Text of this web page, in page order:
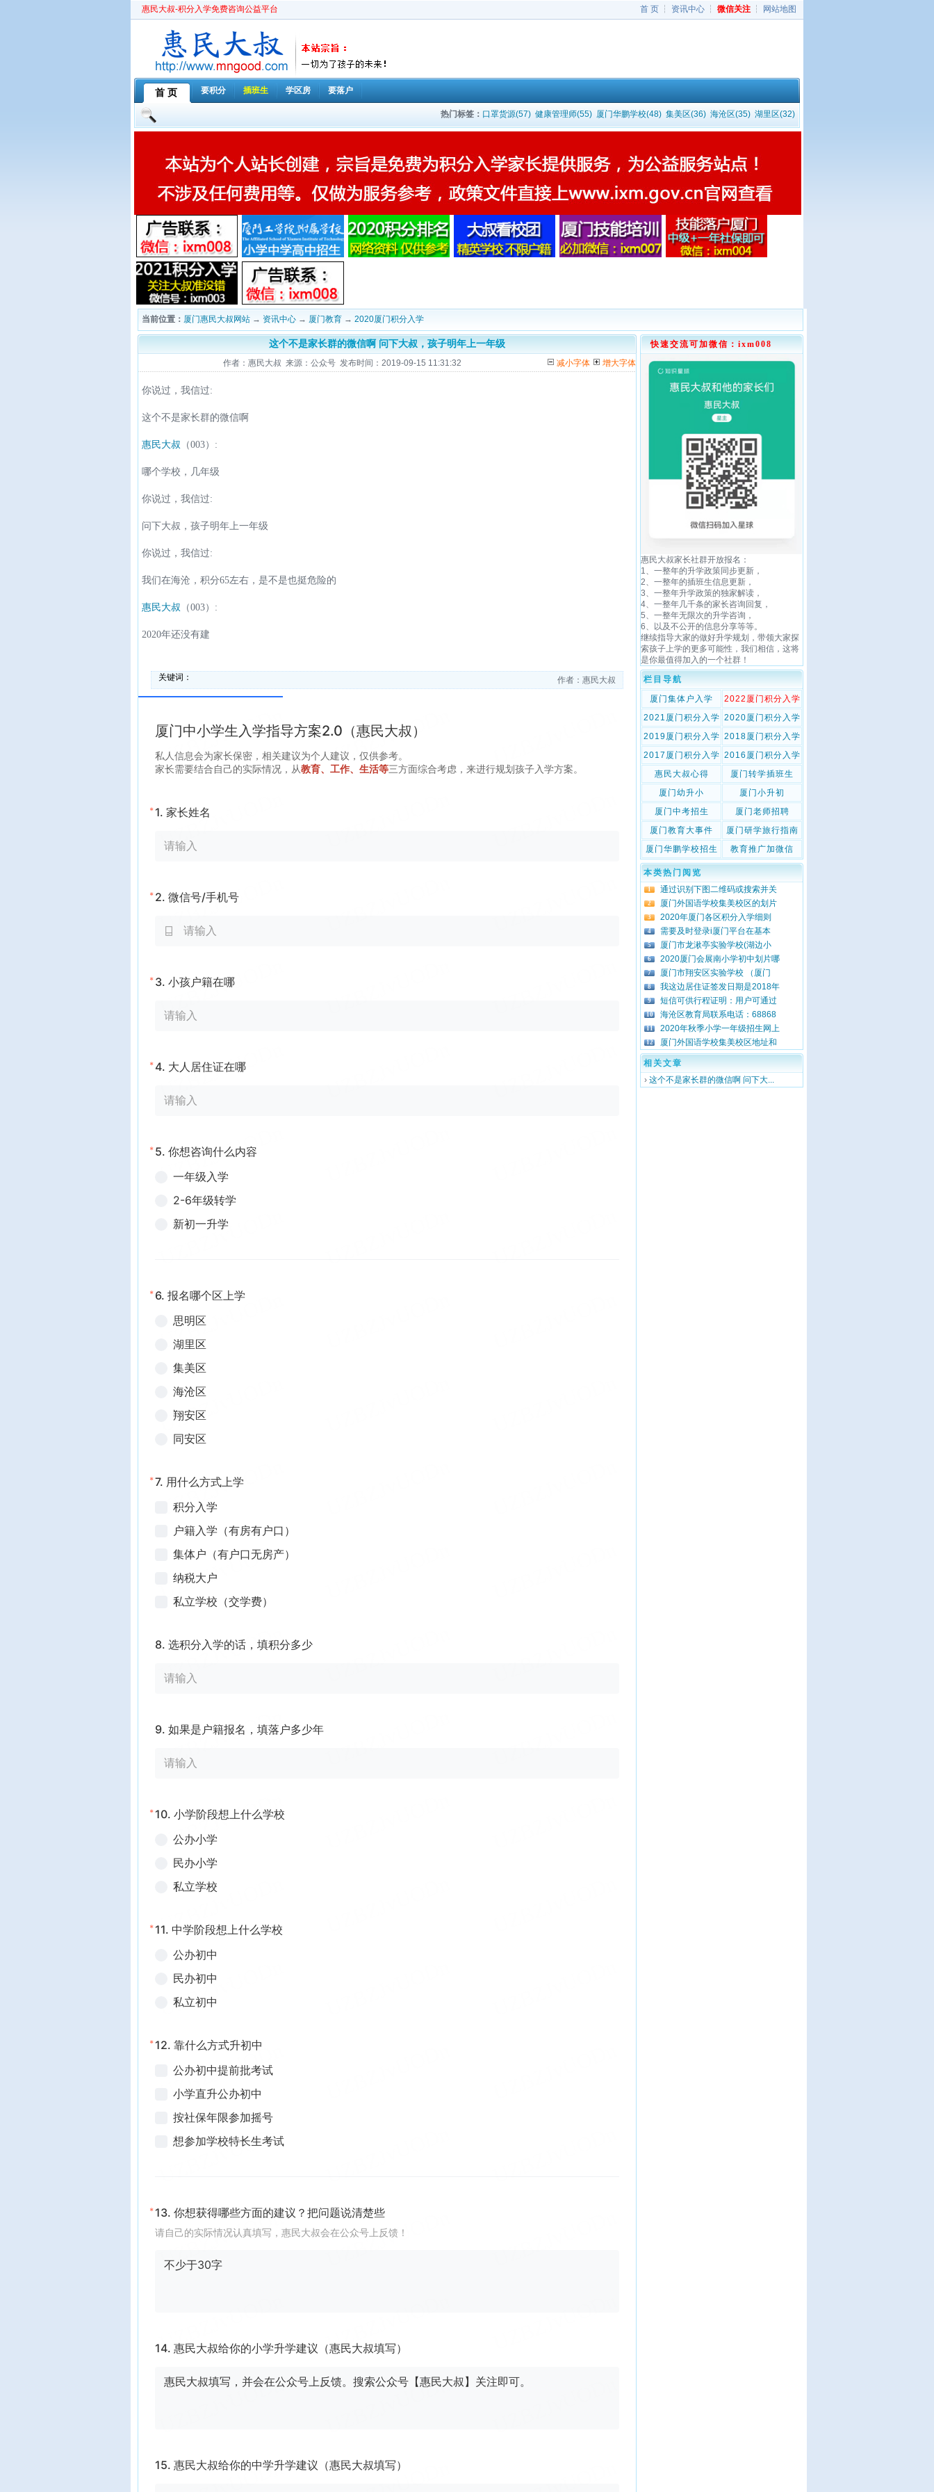
惠民大叔-积分入学免费咨询公益平台 首 页 ┆ 资讯中心 ┆ 微信关注 ┆ 网站地图
首 页 要积分 插班生 学区房 要落户
热门标签： 口罩货源(57) 健康管理师(55) 厦门华鹏学校(48) 集美区(36) 海沧区(35) 湖里区(32)
当前位置： 厦门惠民大叔网站 → 资讯中心 → 厦门教育 → 2020厦门积分入学
这个不是家长群的微信啊 问下大叔，孩子明年上一年级
减小字体 增大字体
作者：惠民大叔 来源：公众号 发布时间：2019-09-15 11:31:32
你说过，我信过:
这个不是家长群的微信啊
惠民大叔 （003）:
哪个学校，几年级
你说过，我信过:
问下大叔，孩子明年上一年级
你说过，我信过:
我们在海沧，积分65左右，是不是也挺危险的
惠民大叔 （003）:
2020年还没有建
关键词： 作者：惠民大叔
快速交流可加微信：ixm008
惠民大叔家长社群开放报名：
1、一整年的升学政策同步更新，
2、一整年的插班生信息更新，
3、一整年升学政策的独家解读，
4、一整年几千条的家长咨询回复，
5、一整年无限次的升学咨询，
6、以及不公开的信息分享等等。
继续指导大家的做好升学规划，带领大家探
索孩子上学的更多可能性，我们相信，这将
是你最值得加入的一个社群！
栏目导航
厦门集体户入学
2022厦门积分入学
2021厦门积分入学 2020厦门积分入学
2019厦门积分入学 2018厦门积分入学
2017厦门积分入学 2016厦门积分入学
惠民大叔心得
厦门转学插班生
厦门幼升小
厦门小升初
厦门中考招生
厦门老师招聘
厦门教育大事件
厦门研学旅行指南
厦门华鹏学校招生
教育推广加微信
本类热门阅览
1 通过识别下图二维码或搜索并关
2 厦门外国语学校集美校区的划片
3 2020年厦门各区积分入学细则
4 需要及时登录i厦门平台在基本
5 厦门市龙湫亭实验学校(湖边小
6 2020厦门会展南小学初中划片哪
7 厦门市翔安区实验学校 （厦门
8 我这边居住证签发日期是2018年
9 短信可供行程证明：用户可通过
10 海沧区教育局联系电话：68868
11 2020年秋季小学一年级招生网上
12 厦门外国语学校集美校区地址和
相关文章
› 这个不是家长群的微信啊 问下大...